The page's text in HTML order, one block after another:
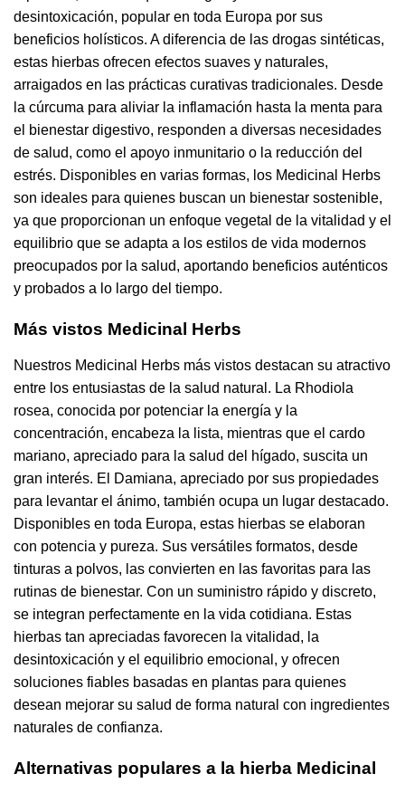
desintoxicación, popular en toda Europa por sus
beneficios holísticos. A diferencia de las drogas sintéticas,
estas hierbas ofrecen efectos suaves y naturales,
arraigados en las prácticas curativas tradicionales. Desde
la cúrcuma para aliviar la inflamación hasta la menta para
el bienestar digestivo, responden a diversas necesidades
de salud, como el apoyo inmunitario o la reducción del
estrés. Disponibles en varias formas, los Medicinal Herbs
son ideales para quienes buscan un bienestar sostenible,
ya que proporcionan un enfoque vegetal de la vitalidad y el
equilibrio que se adapta a los estilos de vida modernos
preocupados por la salud, aportando beneficios auténticos
y probados a lo largo del tiempo.
Más vistos Medicinal Herbs
Nuestros Medicinal Herbs más vistos destacan su atractivo
entre los entusiastas de la salud natural. La Rhodiola
rosea, conocida por potenciar la energía y la
concentración, encabeza la lista, mientras que el cardo
mariano, apreciado para la salud del hígado, suscita un
gran interés. El Damiana, apreciado por sus propiedades
para levantar el ánimo, también ocupa un lugar destacado.
Disponibles en toda Europa, estas hierbas se elaboran
con potencia y pureza. Sus versátiles formatos, desde
tinturas a polvos, las convierten en las favoritas para las
rutinas de bienestar. Con un suministro rápido y discreto,
se integran perfectamente en la vida cotidiana. Estas
hierbas tan apreciadas favorecen la vitalidad, la
desintoxicación y el equilibrio emocional, y ofrecen
soluciones fiables basadas en plantas para quienes
desean mejorar su salud de forma natural con ingredientes
naturales de confianza.
Alternativas populares a la hierba Medicinal